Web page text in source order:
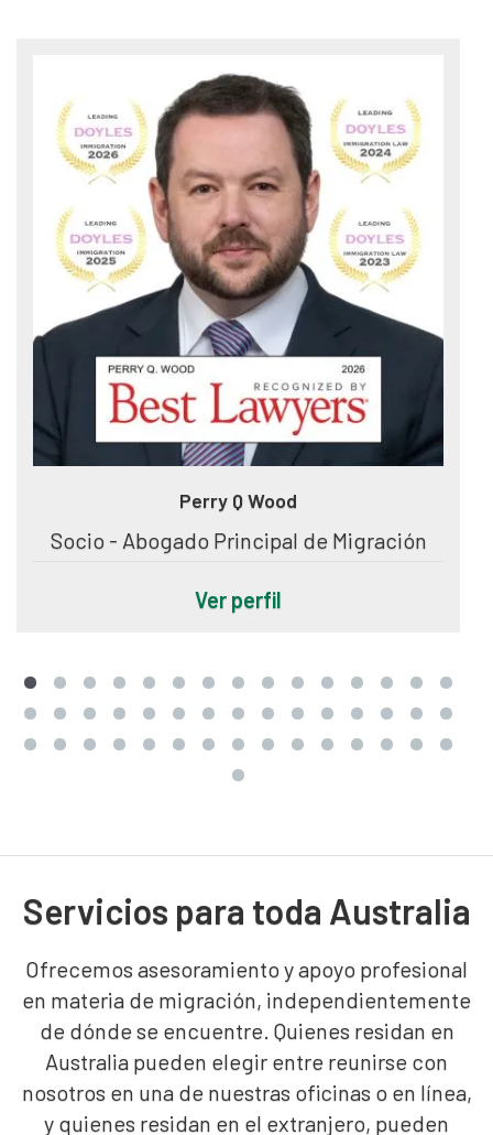
Perry Q Wood
Socio - Abogado Principal de Migración
Ver perfil
Servicios para toda Australia
Ofrecemos asesoramiento y apoyo profesional
en materia de migración, independientemente
de dónde se encuentre. Quienes residan en
Australia pueden elegir entre reunirse con
nosotros en una de nuestras oficinas o en línea,
y quienes residan en el extranjero, pueden